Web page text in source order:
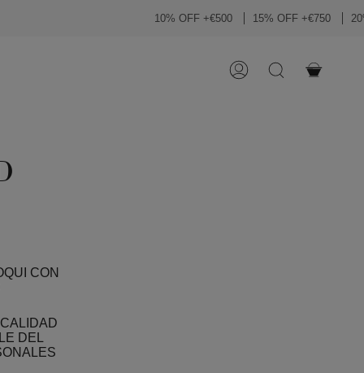
10% OFF +€500 15% OFF +€750 20%
CUENTABÚSQUEDA
CON
DEL